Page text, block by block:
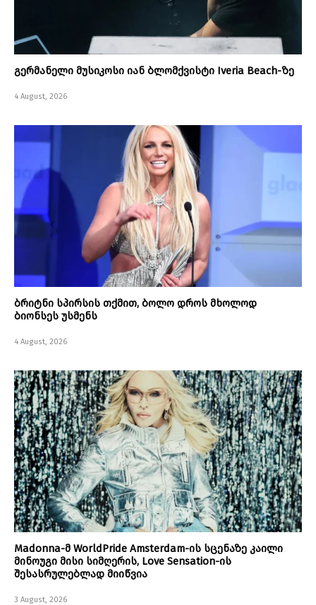
გერმანელი მუსიკოსი იან ბლომქვისტი Iveria Beach-ზე
4 August, 2026
ბრიტნი სპირსის თქმით, ბოლო დროს მხოლოდ
ბიონსეს უსმენს
4 August, 2026
Madonna-მ WorldPride Amsterdam-ის სცენაზე კაილი
მინოუგი მისი სიმღერის, Love Sensation-ის
შესასრულებლად მიიწვია
3 August, 2026